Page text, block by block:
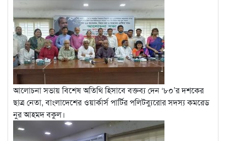
আলোচনা সভায় বিশেষ অতিথি হিসাবে বক্তব্য দেন ‘৮০’র দশকের
ছাত্র নেতা, বাংলাদেশের ওয়ার্কার্স পার্টির পলিটব্যুরোর সদস্য কমরেড
নুর আহমদ বকুল।